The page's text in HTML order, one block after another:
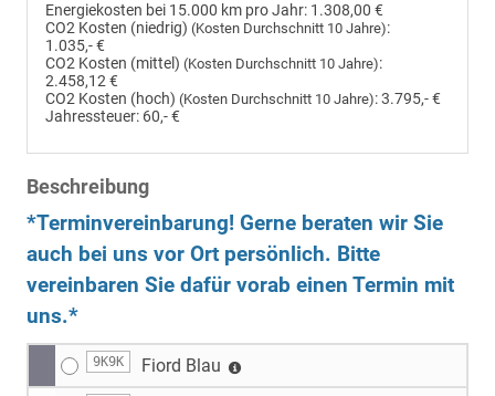
Energiekosten bei 15.000 km pro Jahr: 1.308,00 €
CO2 Kosten (niedrig) (Kosten Durchschnitt 10 Jahre):
1.035,- €
CO2 Kosten (mittel) (Kosten Durchschnitt 10 Jahre):
2.458,12 €
CO2 Kosten (hoch) (Kosten Durchschnitt 10 Jahre):3.795,- €
Jahressteuer: 60,- €
Beschreibung
*Terminvereinbarung! Gerne beraten wir Sie
auch bei uns vor Ort persönlich. Bitte
vereinbaren Sie dafür vorab einen Termin mit
uns.*
9K9K Fiord Blau